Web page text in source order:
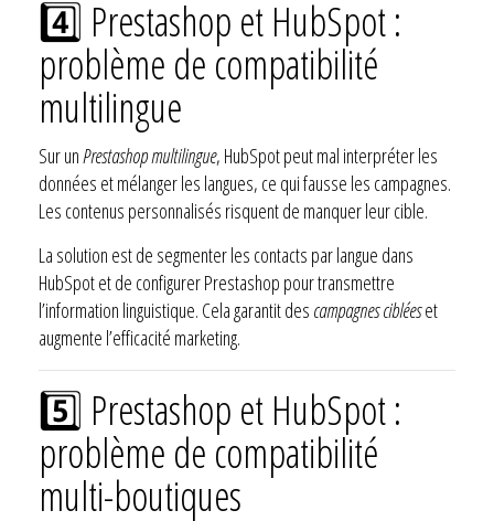
4️⃣ Prestashop et HubSpot :
problème de compatibilité
multilingue
Sur unPrestashop multilingue, HubSpot peut mal interpréter les
données et mélanger les langues, ce qui fausse les campagnes.
Les contenus personnalisés risquent de manquer leur cible.
La solution est de segmenter les contacts par langue dans
HubSpot et de configurer Prestashop pour transmettre
l’information linguistique. Cela garantit des campagnes cibléeset
augmente l’efficacité marketing.
5️⃣ Prestashop et HubSpot :
problème de compatibilité
multi-boutiques